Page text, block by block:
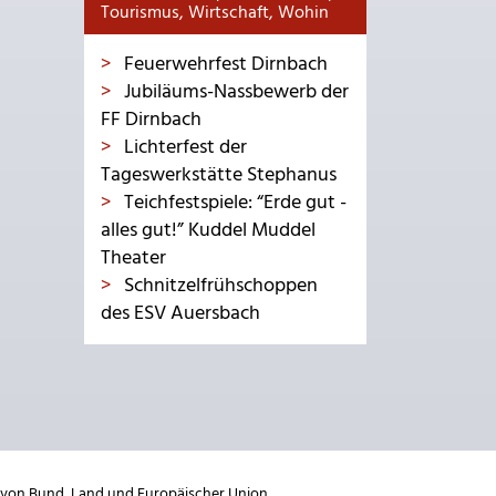
Tourismus, Wirtschaft, Wohin
Feuerwehrfest Dirnbach
Jubiläums-Nassbewerb der
FF Dirnbach
Lichterfest der
Tageswerkstätte Stephanus
Teichfestspiele: “Erde gut -
alles gut!” Kuddel Muddel
Theater
Schnitzelfrühschoppen
des ESV Auersbach